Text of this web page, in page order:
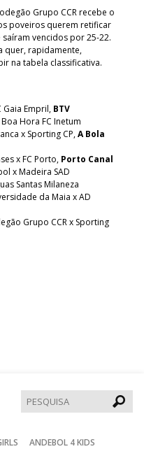
Grupo CCR recebe o
poveiros querem retificar
vencidos por 25-22.
quer, rapidamente,
na tabela classificativa.
Gaia Empril, BTV
Hora FC Inetum
x Sporting CP,A Bola
x FC Porto, Porto Canal
x Madeira SAD
Santas Milaneza
da Maia x AD
Grupo CCR x Sporting
ANDEBOL 4 KIDS